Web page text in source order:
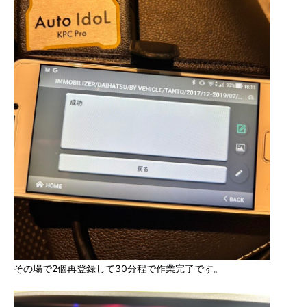
その場で2個再登録して30分程で作業完了です。